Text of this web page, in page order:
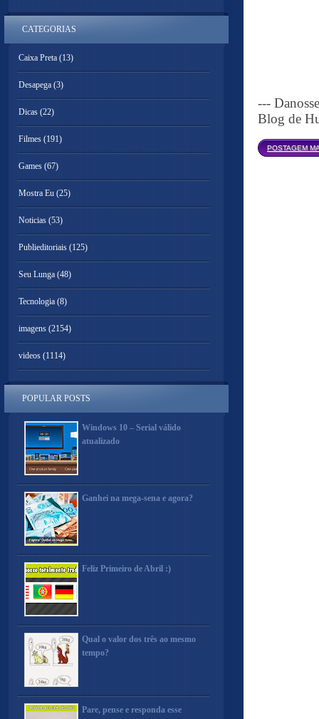
---
Blog de
POSTAGEM
CATEGORIAS
Caixa Preta (13)
Desapega (3)
Dicas (22)
Filmes (191)
Games (67)
Mostra Eu (25)
Noticias (53)
Publieditoriais (125)
Seu Lunga (48)
Tecnologia (8)
imagens (2154)
videos (1114)
POPULAR POSTS
Windows 10 – Serial válido
atualizado
Ganhei na mega-sena e agora?
Feliz Primeiro de Abril :)
Qual o valor dos três ao mesmo
tempo?
Pare, pense e responda esse